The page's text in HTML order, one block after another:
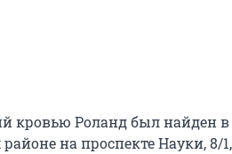
кровью Роланд был найден
на проспекте Науки, 8/